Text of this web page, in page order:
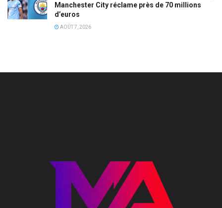
Manchester City réclame près de 70 millions
d’euros
AOÛT 7, 2026